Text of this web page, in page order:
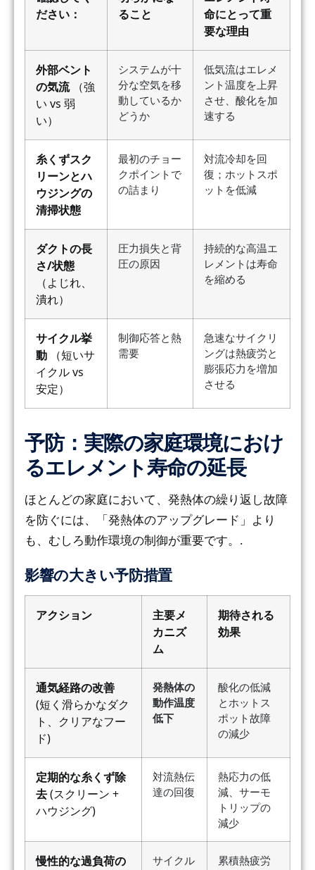
ださい：
ること
命にとって重
要な理由
外部ベント
の気流（強
い vs 弱
い）
システムが十
分な空気を移
動しているか
どうか
低気流はエレメ
ント温度を上昇
させ、酸化を加
速する
糸くずスク
リーンとハ
ウジングの
清掃状態
最初のチョー
クポイントで
の詰まり
対流冷却を回
復；ホットスポ
ットを低減
ダクトの長
さ/状態
（よじれ、
潰れ）
圧力損失と背
圧の原因
持続的な高温エ
レメントは寿命
を縮める
サイクル挙
動 （短いサ
イクル vs
安定）
制御応答と熱
需要
急速なサイクリ
ングは熱疲労と
膨張応力を増加
させる
予防：実際の家庭環境におけ
るエレメント寿命の延長
ほとんどの家庭において、発熱体の繰り返し故障
を防ぐには、「発熱体のアップグレード」より
も、むしろ動作環境の制御が重要です。.
影響の大きい予防措置
アクション
主要メ
カニズ
ム
期待される
効果
通気経路の改善
(短く滑らかなダク
ト、クリアなフー
ド)
発熱体の
動作温度
低下
酸化の低減
とホットス
ポット故障
の減少
定期的な糸くず除
去(スクリーン +
ハウジング)
対流熱伝
達の回復
熱応力の低
減、サーモ
トリップの
減少
慢性的な過負荷の
サイクル
累積熱疲労